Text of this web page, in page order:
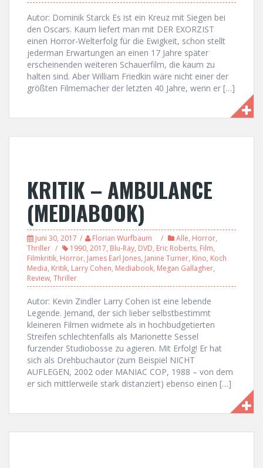
Autor: Dominik Starck Es ist ein Kreuz mit Siegen bei
den Oscars. Kaum liefert man mit DER EXORZIST
einen Horror-Welterfolg für die Ewigkeit, schon stellt
jederman Erwartungen an einen 17 Jahre später
erscheinenden weiteren Schauerfilm, die kaum zu
halten sind. Aber William Friedkin wäre nicht einer der
größten Filmemacher der letzten 40 Jahre, wenn er […]
KRITIK – AMBULANCE
(MEDIABOOK)
Juni 30, 2017 Florian Wurfbaum Alle, Horror,
Thriller
1990, 2017, Blu-Ray, DVD, Eric Roberts, Film,
Filmkritik, Horror, James Earl Jones, Janine Turner, Kino, Koch
Media, Kritik, Larry Cohen, Mediabook, Megan Gallagher,
Review, Thriller
Autor: Kevin Zindler Larry Cohen ist eine lebende
Legende. Jemand, der sich lieber selbstbestimmt
kleineren Filmen widmete als in hochbudgetierten
Streifen schlechtenfalls als Marionette Sessel
furzender Studiobosse zu agieren. Mit Erfolg! Er hat
sich als Drehbuchautor (zum Beispiel NICHT
AUFLEGEN, 2002 oder MANIAC COP, 1988 – von dem
er sich mittlerweile stark distanziert) ebenso einen […]